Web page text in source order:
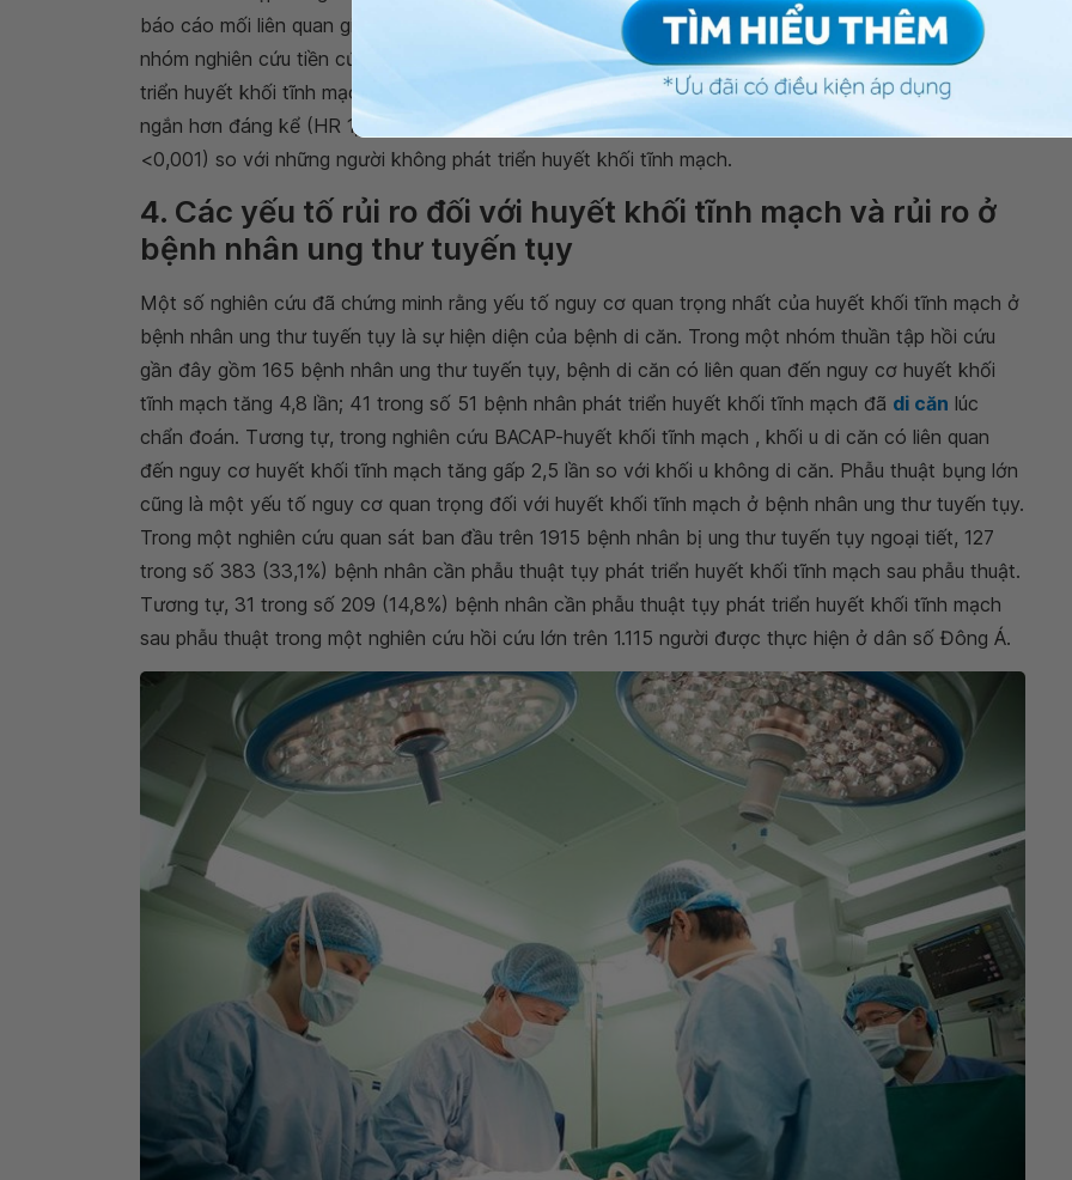
báo cáo mối liên quan giữa huyết khối tĩnh mạch nội tạng và tỷ lệ tử vong. Tương tự, trong một
nhóm nghiên cứu tiền cứu gồm 731 ung thư tuyến tụy mới được chẩn đoán, những bệnh nhân phát
triển huyết khối tĩnh mạch không triệu chứng hoặc có triệu chứng trong quá trình theo dõi có PFS
ngắn hơn đáng kể (HR 1,74; KTC 95%: 1,19-2,54; P = 0,004) và OS (HR 2,02; 95 % CI: 1,57-2,60; P
<0,001) so với những người không phát triển huyết khối tĩnh mạch.
4. Các yếu tố rủi ro đối với huyết khối tĩnh mạch và rủi ro ở
bệnh nhân ung thư tuyến tụy
Một số nghiên cứu đã chứng minh rằng yếu tố nguy cơ quan trọng nhất của huyết khối tĩnh mạch ở
bệnh nhân ung thư tuyến tụy là sự hiện diện của bệnh di căn. Trong một nhóm thuần tập hồi cứu
gần đây gồm 165 bệnh nhân ung thư tuyến tụy, bệnh di căn có liên quan đến nguy cơ huyết khối
tĩnh mạch tăng 4,8 lần; 41 trong số 51 bệnh nhân phát triển huyết khối tĩnh mạch đã di căn lúc
chẩn đoán. Tương tự, trong nghiên cứu BACAP-huyết khối tĩnh mạch , khối u di căn có liên quan
đến nguy cơ huyết khối tĩnh mạch tăng gấp 2,5 lần so với khối u không di căn. Phẫu thuật bụng lớn
cũng là một yếu tố nguy cơ quan trọng đối với huyết khối tĩnh mạch ở bệnh nhân ung thư tuyến tụy.
Trong một nghiên cứu quan sát ban đầu trên 1915 bệnh nhân bị ung thư tuyến tụy ngoại tiết, 127
trong số 383 (33,1%) bệnh nhân cần phẫu thuật tụy phát triển huyết khối tĩnh mạch sau phẫu thuật.
Tương tự, 31 trong số 209 (14,8%) bệnh nhân cần phẫu thuật tụy phát triển huyết khối tĩnh mạch
sau phẫu thuật trong một nghiên cứu hồi cứu lớn trên 1.115 người được thực hiện ở dân số Đông Á.